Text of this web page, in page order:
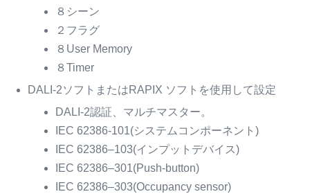
８シーン
２フラグ
８User Memory
８Timer
DALI-2ソフトまたはRAPIX ソフトを使用して設定
DALI-2認証、マルチマスター。
IEC 62386-101(システムコンポーネント)
IEC 62386–103(インプットデバイス)
IEC 62386–301(Push-button)
IEC 62386–303(Occupancy sensor)